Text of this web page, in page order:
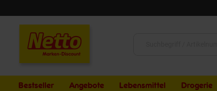
Bestseller Angebote Lebensmittel Drogerie